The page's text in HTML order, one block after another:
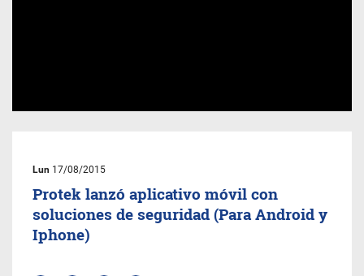
Lun 17/08/2015
Protek lanzó aplicativo móvil con
soluciones de seguridad (Para Android y
Iphone)